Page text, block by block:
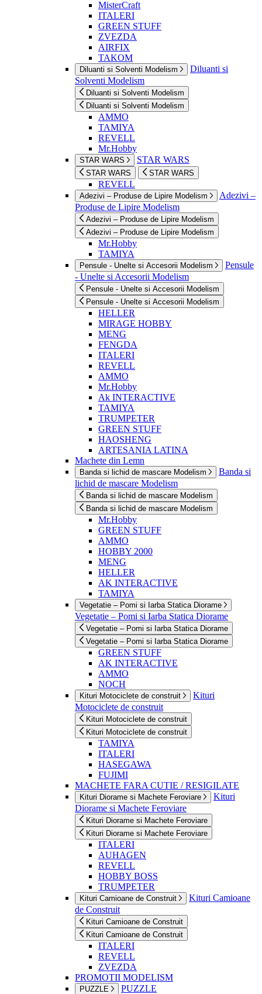
MisterCraft
ITALERI
GREEN STUFF
ZVEZDA
AIRFIX
TAKOM
Diluanti si Solventi Modelism
Diluanti si
Solventi Modelism
Diluanti si Solventi Modelism
Diluanti si Solventi Modelism
AMMO
TAMIYA
REVELL
Mr.Hobby
STAR WARS STAR WARS
STAR WARS STAR WARS
REVELL
Adezivi – Produse de Lipire Modelism
Adezivi –
Produse de Lipire Modelism
Adezivi – Produse de Lipire Modelism
Adezivi – Produse de Lipire Modelism
Mr.Hobby
TAMIYA
Pensule - Unelte si Accesorii Modelism
Pensule
- Unelte si Accesorii Modelism
Pensule - Unelte si Accesorii Modelism
Pensule - Unelte si Accesorii Modelism
HELLER
MIRAGE HOBBY
MENG
FENGDA
ITALERI
REVELL
AMMO
Mr.Hobby
Ak INTERACTIVE
TAMIYA
TRUMPETER
GREEN STUFF
HAOSHENG
ARTESANIA LATINA
Machete din Lemn
Banda si lichid de mascare Modelism
Banda si
lichid de mascare Modelism
Banda si lichid de mascare Modelism
Banda si lichid de mascare Modelism
Mr.Hobby
GREEN STUFF
AMMO
HOBBY 2000
MENG
HELLER
AK INTERACTIVE
TAMIYA
Vegetatie – Pomi si Iarba Statica Diorame
Vegetatie – Pomi si Iarba Statica Diorame
Vegetatie – Pomi si Iarba Statica Diorame
Vegetatie – Pomi si Iarba Statica Diorame
GREEN STUFF
AK INTERACTIVE
AMMO
NOCH
Kituri Motociclete de construit
Kituri
Motociclete de construit
Kituri Motociclete de construit
Kituri Motociclete de construit
TAMIYA
ITALERI
HASEGAWA
FUJIMI
MACHETE FARA CUTIE / RESIGILATE
Kituri Diorame si Machete Feroviare
Kituri
Diorame si Machete Feroviare
Kituri Diorame si Machete Feroviare
Kituri Diorame si Machete Feroviare
ITALERI
AUHAGEN
REVELL
HOBBY BOSS
TRUMPETER
Kituri Camioane de Construit
Kituri Camioane
de Construit
Kituri Camioane de Construit
Kituri Camioane de Construit
ITALERI
REVELL
ZVEZDA
PROMOTII MODELISM
PUZZLE PUZZLE